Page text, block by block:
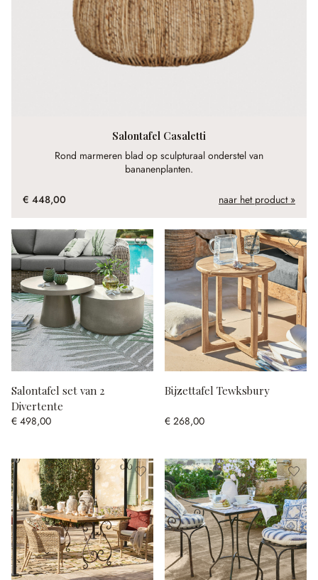
Salontafel Casaletti
Rond marmeren blad op sculpturaal onderstel van
bananenplanten.
€ 448,00 naar het product »
Salontafel set van 2
Divertente
€ 498,00
Bijzettafel Tewksbury
€ 268,00